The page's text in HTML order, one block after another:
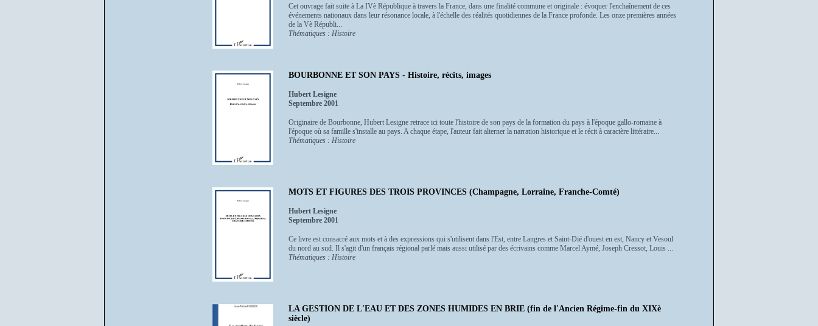
Cet ouvrage fait suite à La IVè République à travers la France, dans une finalité commune et originale : évoquer l'enchaînement de ces
événements nationaux dans leur résonance locale, à l'échelle des réalités quotidiennes de la France profonde. Les onze premières années
de la Vè Républi...
Thématiques : Histoire
BOURBONNE ET SON PAYS - Histoire, récits, images
Hubert Lesigne
Septembre 2001
Originaire de Bourbonne, Hubert Lesigne retrace ici toute l'histoire de son pays de la formation du pays à l'époque gallo-romaine à
l'époque où sa famille s'installe au pays. A chaque étape, l'auteur fait alterner la narration historique et le récit à caractère littéraire...
Thématiques : Histoire
MOTS ET FIGURES DES TROIS PROVINCES (Champagne, Lorraine, Franche-Comté)
Hubert Lesigne
Septembre 2001
Ce livre est consacré aux mots et à des expressions qui s'utilisent dans l'Est, entre Langres et Saint-Dié d'ouest en est, Nancy et Vesoul
du nord au sud. Il s'agit d'un français régional parlé mais aussi utilisé par des écrivains comme Marcel Aymé, Joseph Cressot, Louis ...
Thématiques : Histoire
LA GESTION DE L'EAU ET DES ZONES HUMIDES EN BRIE (fin de l'Ancien Régime-fin du XIXè
siècle)